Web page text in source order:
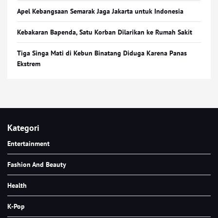
Apel Kebangsaan Semarak Jaga Jakarta untuk Indonesia
Kebakaran Bapenda, Satu Korban Dilarikan ke Rumah Sakit
Tiga Singa Mati di Kebun Binatang Diduga Karena Panas
Ekstrem
Kategori
Entertainment
Fashion And Beauty
Health
K-Pop